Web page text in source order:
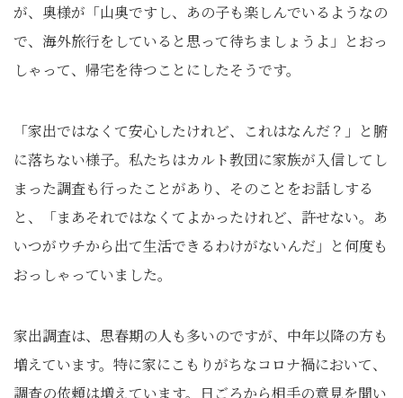
が、奥様が「山奥ですし、あの子も楽しんでいるようなの
で、海外旅行をしていると思って待ちましょうよ」とおっ
しゃって、帰宅を待つことにしたそうです。
「家出ではなくて安心したけれど、これはなんだ？」と腑
に落ちない様子。私たちはカルト教団に家族が入信してし
まった調査も行ったことがあり、そのことをお話しする
と、「まあそれではなくてよかったけれど、許せない。あ
いつがウチから出て生活できるわけがないんだ」と何度も
おっしゃっていました。
家出調査は、思春期の人も多いのですが、中年以降の方も
増えています。特に家にこもりがちなコロナ禍において、
調査の依頼は増えています。日ごろから相手の意見を聞い